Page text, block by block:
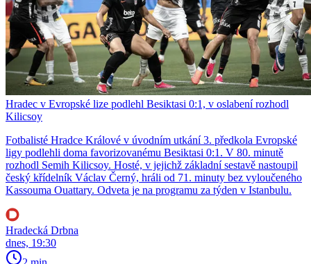
Hradec v Evropské lize podlehl Besiktasi 0:1, v oslabení rozhodl
Kilicsoy
Fotbalisté Hradce Králové v úvodním utkání 3. předkola Evropské
ligy podlehli doma favorizovanému Besiktasi 0:1. V 80. minutě
rozhodl Semih Kilicsoy. Hosté, v jejichž základní sestavě nastoupil
český křídelník Václav Černý, hráli od 71. minuty bez vyloučeného
Kassouma Ouattary. Odveta je na programu za týden v Istanbulu.
Hradecká Drbna
dnes, 19:30